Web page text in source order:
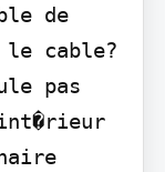
de
le cable?
pas